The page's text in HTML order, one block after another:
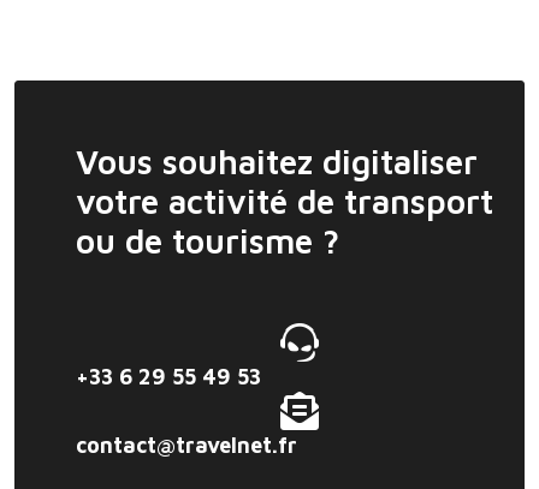
Vous souhaitez digitaliser
votre activité de transport
ou de tourisme ?
+33 6 29 55 49 53
contact@travelnet.fr